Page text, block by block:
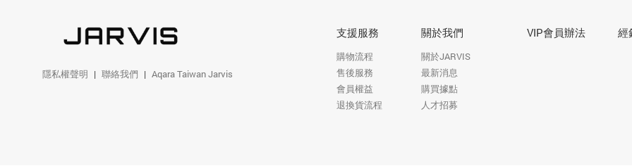
支援服務
購物流程
售後服務
會員權益
退換貨流程
關於我們
關於JARVIS
最新消息
購買據點
人才招募
VIP會員辦法 經
隱私權聲明 聯絡我們 Aqara Taiwan Jarvis